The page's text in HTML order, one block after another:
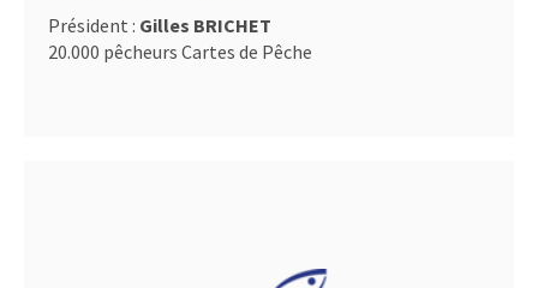
Président : Gilles BRICHET
20.000 pêcheurs Cartes de Pêche